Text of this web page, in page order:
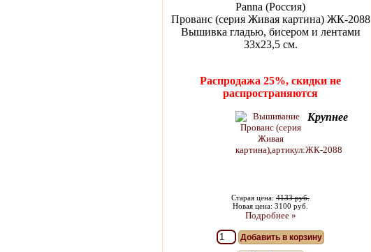
Panna (Россия)
Прованс (серия Живая картина) ЖК-2088
Вышивка гладью, бисером и лентами
33х23,5 см.
Распродажа 25%, скидки не
распространяются
Крупнее
Старая цена: 4133 руб.
Новая цена: 3100 руб.
Подробнее »
Добавить в корзину